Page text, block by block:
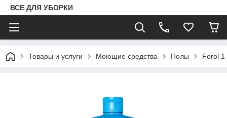
ВСЕ ДЛЯ УБОРКИ
Товары и услуги Моющие средства Полы Forol 1